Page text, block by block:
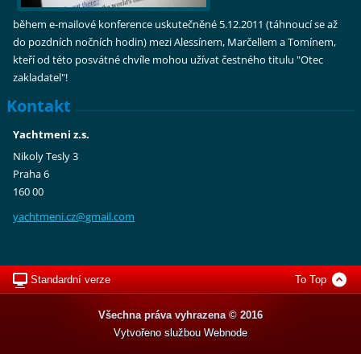
během e-mailové konference uskutečněné 5.12.2011 (táhnoucí se až
do pozdních nočních hodin) mezi Alessínem, Marčellem a Tomínem,
kteří od této posvátné chvíle mohou užívat čestného titulu "Otec
zakladatel"!
Kontakt
Yachtmeni z.s.
Nikoly Tesly 3
Praha 6
160 00
yachtmeni.cz@gmail.com
Standardní verze To Top
Všechna práva vyhrazena © 2016
Vytvořeno službou Webnode